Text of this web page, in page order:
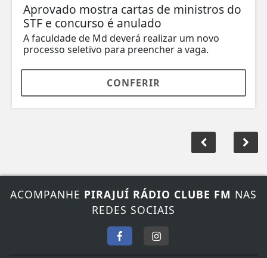
Aprovado mostra cartas de ministros do
STF e concurso é anulado
A faculdade de Md deverá realizar um novo
processo seletivo para preencher a vaga.
CONFERIR
ACOMPANHE PIRAJUÍ RÁDIO CLUBE FM NAS
REDES SOCIAIS